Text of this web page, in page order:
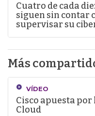
Cuatro de cada
siguen sin contar
supervisar su
Más
VÍDEO
Cisco apuesta por
Cloud